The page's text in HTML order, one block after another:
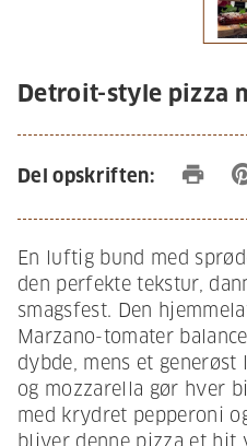
Detroit-style pizza
Del opskriften: print
En luftig bund med
den perfekte tekstur,
smagsfest. Den
Marzano-tomater
dybde, mens et generøst
og mozzarella gør hver
med krydret pepperoni